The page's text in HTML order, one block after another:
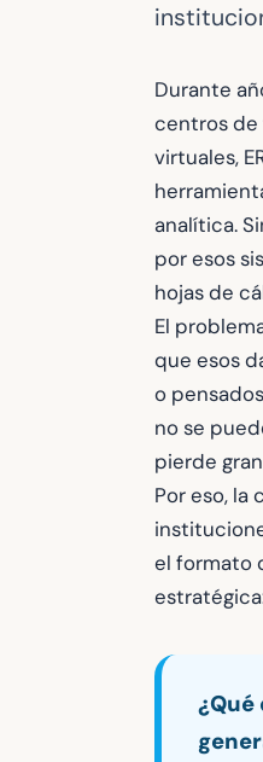
Durante
centros de
virtuales,
analítica.
por esos
hojas de
El
que esos
o
no se
pierde
Por eso,
el formato